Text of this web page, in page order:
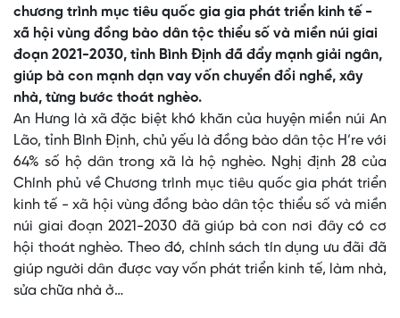
chương trình mục tiêu quốc gia gia phát triển kinh tế -
xã hội vùng đồng bào dân tộc thiểu số và miền núi giai
đoạn 2021-2030, tỉnh Bình Định đã đẩy mạnh giải ngân,
giúp bà con mạnh dạn vay vốn chuyển đổi nghề, xây
nhà, từng bước thoát nghèo.
An Hưng là xã đặc biệt khó khăn của huyện miền núi An
Lão, tỉnh Bình Định, chủ yếu là đồng bào dân tộc H’re với
64% số hộ dân trong xã là hộ nghèo. Nghị định 28 của
Chính phủ về Chương trình mục tiêu quốc gia phát triển
kinh tế - xã hội vùng đồng bào dân tộc thiểu số và miền
núi giai đoạn 2021-2030 đã giúp bà con nơi đây có cơ
hội thoát nghèo. Theo đó, chính sách tín dụng ưu đãi đã
giúp người dân được vay vốn phát triển kinh tế, làm nhà,
sửa chữa nhà ở…